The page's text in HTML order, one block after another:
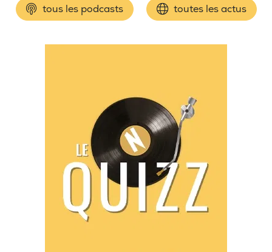
tous les podcasts toutes les actus